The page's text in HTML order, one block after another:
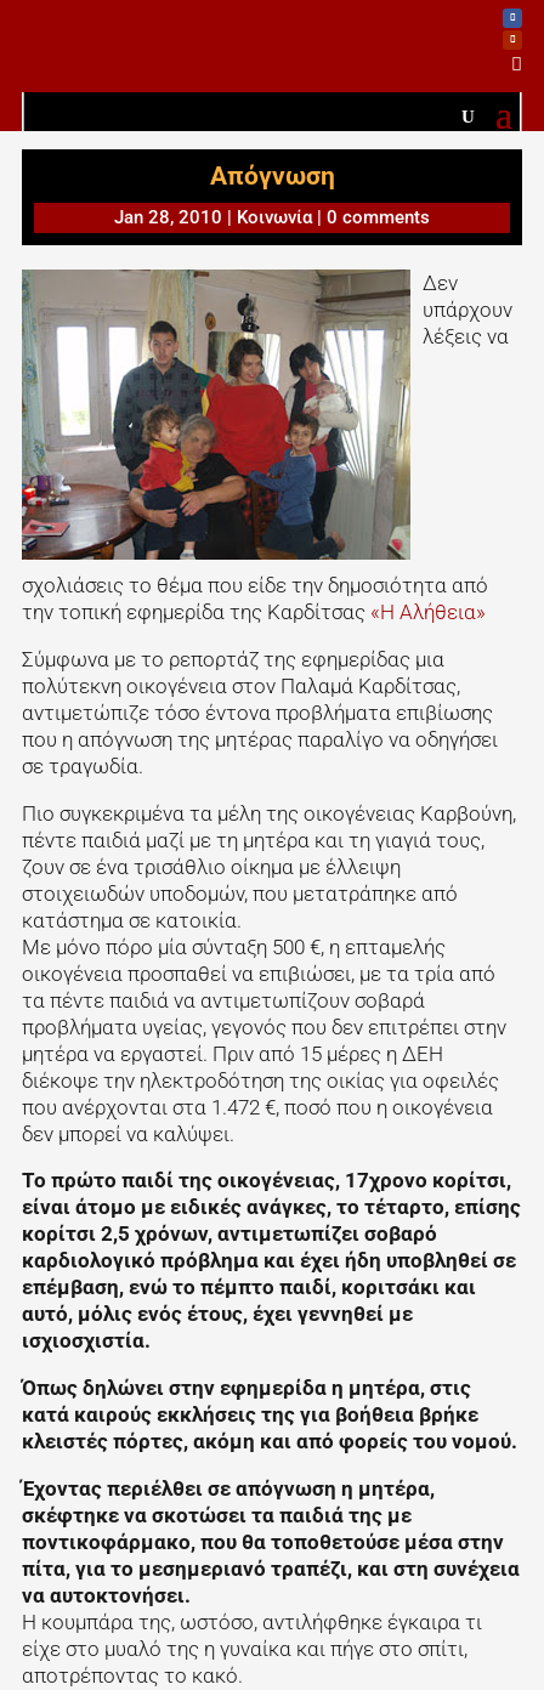

Απόγνωση
Jan 28, 2010 | Κοινωνία| 0 comments
Δεν
υπάρχουν
λέξεις να
σχολιάσεις το θέμα που είδε την δημοσιότητα από
την τοπική εφημερίδα της Καρδίτσας «Η Αλήθεια»
Σύμφωνα με το ρεπορτάζ της εφημερίδας μια
πολύτεκνη οικογένεια στον Παλαμά Καρδίτσας,
αντιμετώπιζε τόσο έντονα προβλήματα επιβίωσης
που η απόγνωση της μητέρας παραλίγο να οδηγήσει
σε τραγωδία.
Πιο συγκεκριμένα τα μέλη της οικογένειας Καρβούνη,
πέντε παιδιά μαζί με τη μητέρα και τη γιαγιά τους,
ζουν σε ένα τρισάθλιο οίκημα με έλλειψη
στοιχειωδών υποδομών, που μετατράπηκε από
κατάστημα σε κατοικία.
Με μόνο πόρο μία σύνταξη 500 €, η επταμελής
οικογένεια προσπαθεί να επιβιώσει, με τα τρία από
τα πέντε παιδιά να αντιμετωπίζουν σοβαρά
προβλήματα υγείας, γεγονός που δεν επιτρέπει στην
μητέρα να εργαστεί. Πριν από 15 μέρες η ΔΕΗ
διέκοψε την ηλεκτροδότηση της οικίας για οφειλές
που ανέρχονται στα 1.472 €, ποσό που η οικογένεια
δεν μπορεί να καλύψει.
Το πρώτο παιδί της οικογένειας, 17χρονο κορίτσι,
είναι άτομο με ειδικές ανάγκες, το τέταρτο, επίσης
κορίτσι 2,5 χρόνων, αντιμετωπίζει σοβαρό
καρδιολογικό πρόβλημα και έχει ήδη υποβληθεί σε
επέμβαση, ενώ το πέμπτο παιδί, κοριτσάκι και
αυτό, μόλις ενός έτους, έχει γεννηθεί με
ισχιοσχιστία.
Όπως δηλώνει στην εφημερίδα η μητέρα, στις
κατά καιρούς εκκλήσεις της για βοήθεια βρήκε
κλειστές πόρτες, ακόμη και από φορείς του νομού.
Έχοντας περιέλθει σε απόγνωση η μητέρα,
σκέφτηκε να σκοτώσει τα παιδιά της με
ποντικοφάρμακο, που θα τοποθετούσε μέσα στην
πίτα, για το μεσημεριανό τραπέζι, και στη συνέχεια
να αυτοκτονήσει.
Η κουμπάρα της, ωστόσο, αντιλήφθηκε έγκαιρα τι
είχε στο μυαλό της η γυναίκα και πήγε στο σπίτι,
αποτρέποντας το κακό.